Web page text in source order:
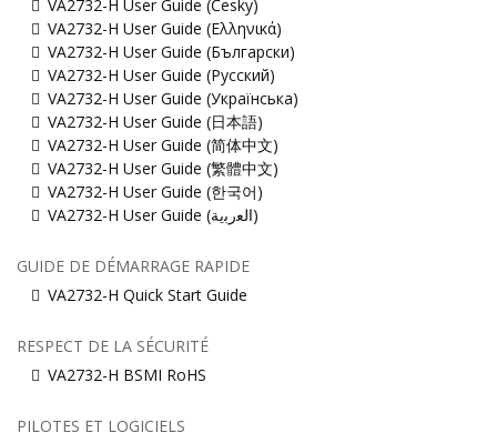
VA2732-H User Guide (Česky)
VA2732-H User Guide (Ελληνικά)
VA2732-H User Guide (Български)
VA2732-H User Guide (Русский)
VA2732-H User Guide (Українська)
VA2732-H User Guide (日本語)
VA2732-H User Guide (简体中文)
VA2732-H User Guide (繁體中文)
VA2732-H User Guide (한국어)
VA2732-H User Guide (ﺍﻟﻌﺭﺑﻳﺔ)
GUIDE DE DÉMARRAGE RAPIDE
VA2732-H Quick Start Guide
RESPECT DE LA SÉCURITÉ
VA2732-H BSMI RoHS
PILOTES ET LOGICIELS